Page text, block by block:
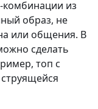
из
образ, не
или общения. В
сделать
топ с